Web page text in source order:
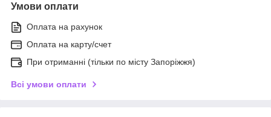
Умови оплати
Оплата на рахунок
Оплата на карту/счет
При отриманні (тільки по місту Запоріжжя)
Всі умови оплати